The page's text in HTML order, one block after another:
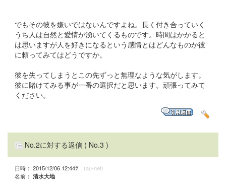
でもその彼を嫌いではないんですよね。長く付き合っていく
うち人は自然と愛情が湧いてくるものです。時間はかかると
は思いますが人を好きになるという感情とはどんなものか彼
に頼ってみてはどうですか。
彼を失ってしまうとこの先ずっと無理なような気がします。
彼に賭けてみる事が一番の選択だと思います。頑張ってみて
ください。
No.2に対する返信 ( No.3 )
日時： 2015/12/06 12:44ﾂ (au-net)
名前： 清水大地